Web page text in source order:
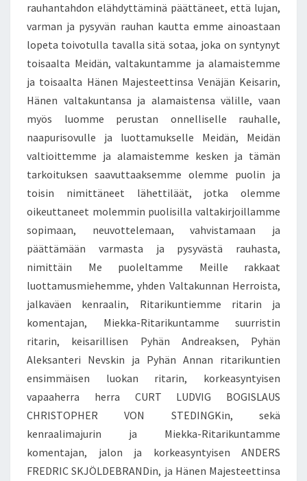
rauhantahdon elähdyttäminä päättäneet, että lujan,
varman ja pysyvän rauhan kautta emme ainoastaan
lopeta toivotulla tavalla sitä sotaa, joka on syntynyt
toisaalta Meidän, valtakuntamme ja alamaistemme
ja toisaalta Hänen Majesteettinsa Venäjän Keisarin,
Hänen valtakuntansa ja alamaistensa välille, vaan
myös luomme perustan onnelliselle rauhalle,
naapurisovulle ja luottamukselle Meidän, Meidän
valtioittemme ja alamaistemme kesken ja tämän
tarkoituksen saavuttaaksemme olemme puolin ja
toisin nimittäneet lähettiläät, jotka olemme
oikeuttaneet molemmin puolisilla valtakirjoillamme
sopimaan, neuvottelemaan, vahvistamaan ja
päättämään varmasta ja pysyvästä rauhasta,
nimittäin Me puoleltamme Meille rakkaat
luottamusmiehemme, yhden Valtakunnan Herroista,
jalkaväen kenraalin, Ritarikuntiemme ritarin ja
komentajan, Miekka-Ritarikuntamme suurristin
ritarin, keisarillisen Pyhän Andreaksen, Pyhän
Aleksanteri Nevskin ja Pyhän Annan ritarikuntien
ensimmäisen luokan ritarin, korkeasyntyisen
vapaaherra herra CURT LUDVIG BOGISLAUS
CHRISTOPHER VON STEDINGKin, sekä
kenraalimajurin ja Miekka-Ritarikuntamme
komentajan, jalon ja korkeasyntyisen ANDERS
FREDRIC SKJÖLDEBRANDin, ja Hänen Majesteettinsa